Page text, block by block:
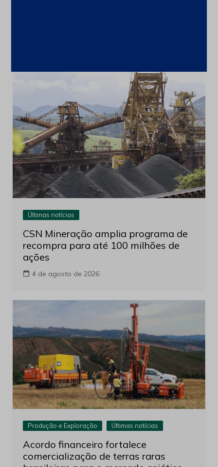
Últimas notícias
CSN Mineração amplia programa de
recompra para até 100 milhões de
ações
4 de agosto de 2026
Produção e Exploração Últimas notícias
Acordo financeiro fortalece
comercialização de terras raras